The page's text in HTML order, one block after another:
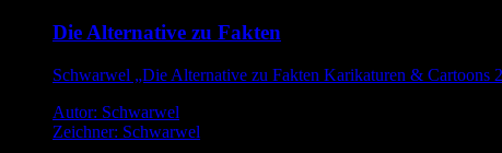
Die Alternative zu Fakten
Schwarwel „Die Alternative zu Fakten Karikaturen & Cartoons
Autor: Schwarwel
Zeichner: Schwarwel